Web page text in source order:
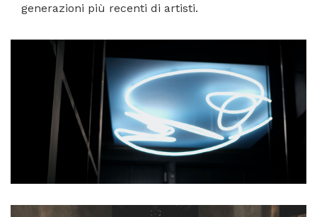
generazioni più recenti di artisti.